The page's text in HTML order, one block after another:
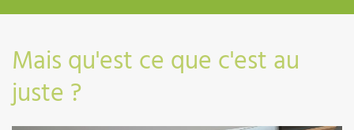
Mais qu'est ce que c'est au
juste ?